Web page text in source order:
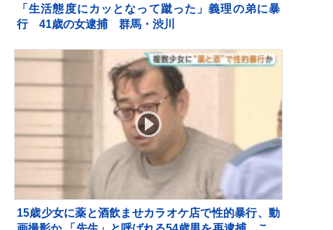
「生活態度にカッとなって蹴った」義理の弟に暴
行 41歳の女逮捕 群馬・渋川
15歳少女に薬と酒飲ませカラオケ店で性的暴行、動